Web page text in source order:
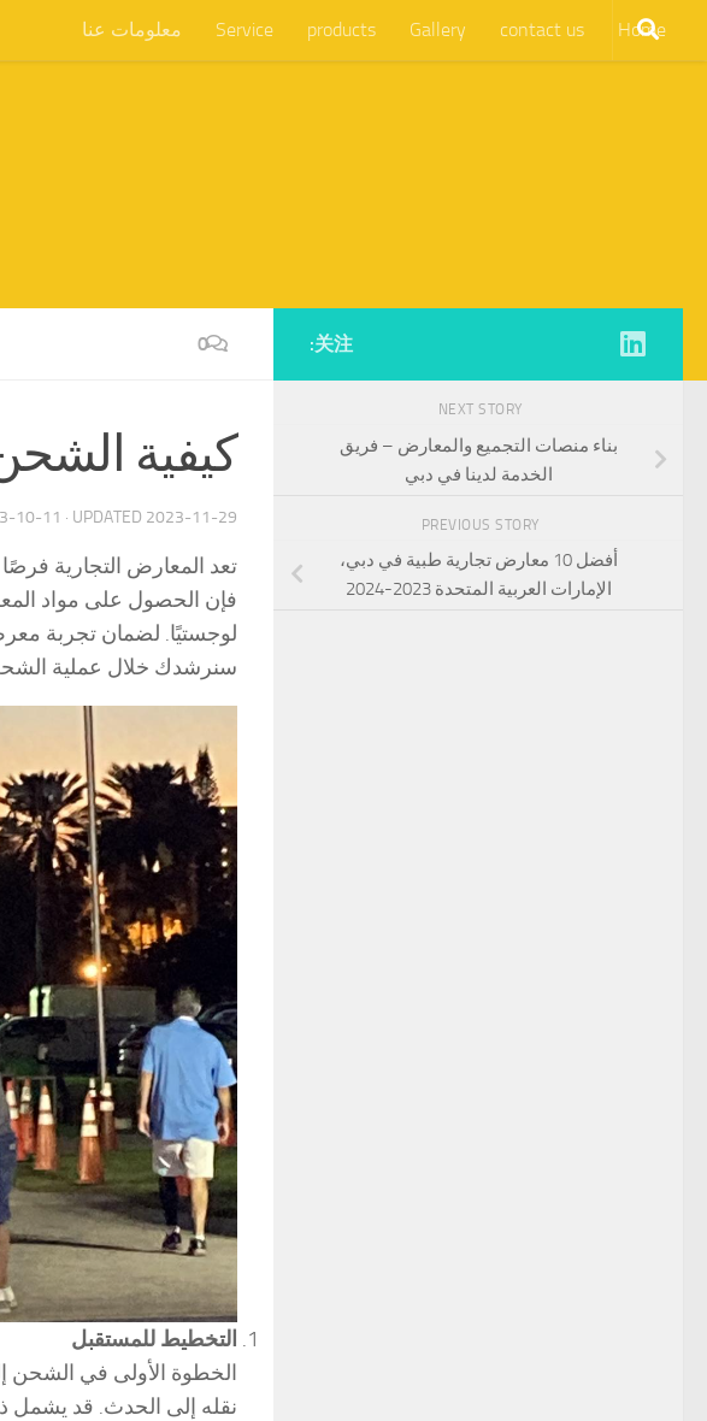
Home
contact us
Gallery
products
Service معلومات عنا
0
كيفية
10-11 · UPDATED 2023-11-29
تعد المعارض التجارية
فإن الحصول على مواد
لوجستيًا. لضمان تجربة
سنرشدك خلال عملية
التخطيط للمستقبل
الخطوة الأولى في الشحن
نقله إلى الحدث. قد يشمل
关注:
NEXT STORY
بناء منصات التجميع والمعارض – فريق
الخدمة لدينا في دبي
PREVIOUS STORY
أفضل 10 معارض تجارية طبية في دبي،
الإمارات العربية المتحدة 2023-2024